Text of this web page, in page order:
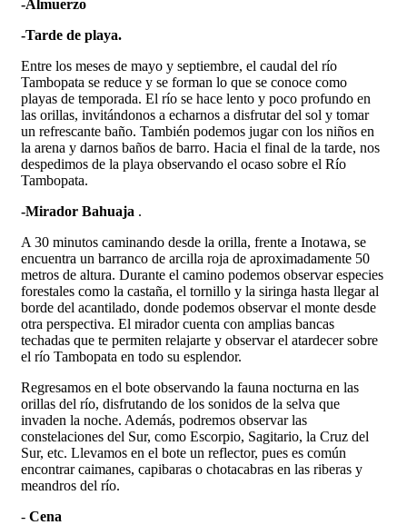
-Almuerzo
-Tarde de playa.
Entre los meses de mayo y septiembre, el caudal del río
Tambopata se reduce y se forman lo que se conoce como
playas de temporada. El río se hace lento y poco profundo en
las orillas, invitándonos a echarnos a disfrutar del sol y tomar
un refrescante baño. También podemos jugar con los niños en
la arena y darnos baños de barro. Hacia el final de la tarde, nos
despedimos de la playa observando el ocaso sobre el Río
Tambopata.
-Mirador Bahuaja .
A 30 minutos caminando desde la orilla, frente a Inotawa, se
encuentra un barranco de arcilla roja de aproximadamente 50
metros de altura. Durante el camino podemos observar especies
forestales como la castaña, el tornillo y la siringa hasta llegar al
borde del acantilado, donde podemos observar el monte desde
otra perspectiva. El mirador cuenta con amplias bancas
techadas que te permiten relajarte y observar el atardecer sobre
el río Tambopata en todo su esplendor.
Regresamos en el bote observando la fauna nocturna en las
orillas del río, disfrutando de los sonidos de la selva que
invaden la noche. Además, podremos observar las
constelaciones del Sur, como Escorpio, Sagitario, la Cruz del
Sur, etc. Llevamos en el bote un reflector, pues es común
encontrar caimanes, capibaras o chotacabras en las riberas y
meandros del río.
- Cena